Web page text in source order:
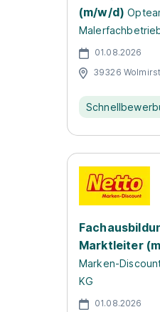
(m/w/d)
01.08.2026
39326
Marktleiter
Marken-
KG
01.08.2026